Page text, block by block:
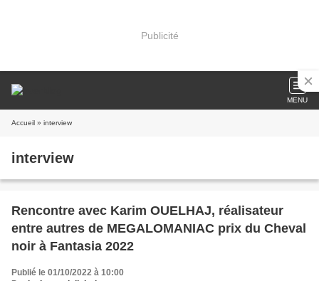
Publicité
MENU
Accueil » interview
interview
Rencontre avec Karim OUELHAJ, réalisateur
entre autres de MEGALOMANIAC prix du Cheval
noir à Fantasia 2022
Publié le 01/10/2022 à 10:00